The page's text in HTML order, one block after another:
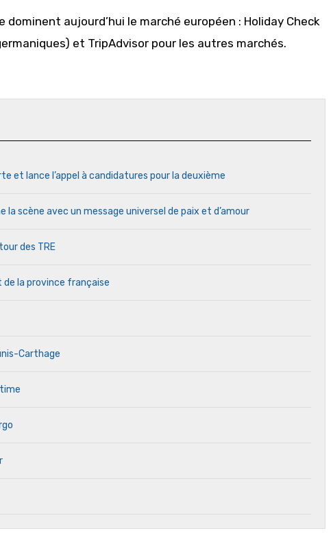
aujourd’hui le marché européen : Holiday Check
et TripAdvisor pour les autres marchés.
et lance l’appel à candidatures pour la deuxième
scène avec un message universel de paix et d’amour
des TRE
de la province française
Carthage